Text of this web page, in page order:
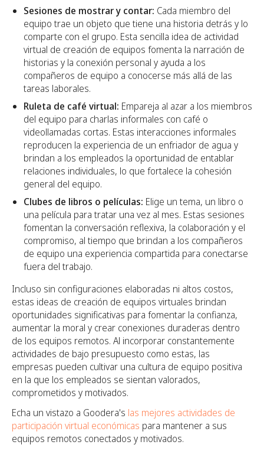
Sesiones de mostrar y contar: Cada miembro del
equipo trae un objeto que tiene una historia detrás y lo
comparte con el grupo. Esta sencilla idea de actividad
virtual de creación de equipos fomenta la narración de
historias y la conexión personal y ayuda a los
compañeros de equipo a conocerse más allá de las
tareas laborales.
Ruleta de café virtual: Empareja al azar a los miembros
del equipo para charlas informales con café o
videollamadas cortas. Estas interacciones informales
reproducen la experiencia de un enfriador de agua y
brindan a los empleados la oportunidad de entablar
relaciones individuales, lo que fortalece la cohesión
general del equipo.
Clubes de libros o películas: Elige un tema, un libro o
una película para tratar una vez al mes. Estas sesiones
fomentan la conversación reflexiva, la colaboración y el
compromiso, al tiempo que brindan a los compañeros
de equipo una experiencia compartida para conectarse
fuera del trabajo.
Incluso sin configuraciones elaboradas ni altos costos,
estas ideas de creación de equipos virtuales brindan
oportunidades significativas para fomentar la confianza,
aumentar la moral y crear conexiones duraderas dentro
de los equipos remotos. Al incorporar constantemente
actividades de bajo presupuesto como estas, las
empresas pueden cultivar una cultura de equipo positiva
en la que los empleados se sientan valorados,
comprometidos y motivados.
Echa un vistazo a Goodera's las mejores actividades de
participación virtual económicas para mantener a sus
equipos remotos conectados y motivados.